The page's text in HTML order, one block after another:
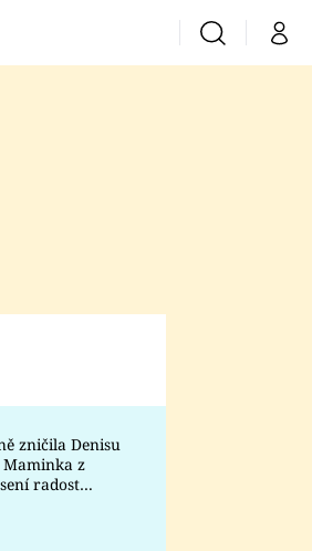
VyhledáváníMůj
Lajk
nás
zničila Denisu
z
radost